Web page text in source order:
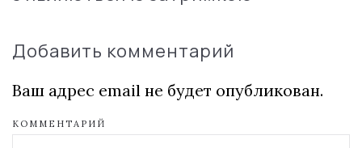
Добавить комментарий
Ваш адрес email не будет опубликован.
КОММЕНТАРИЙ